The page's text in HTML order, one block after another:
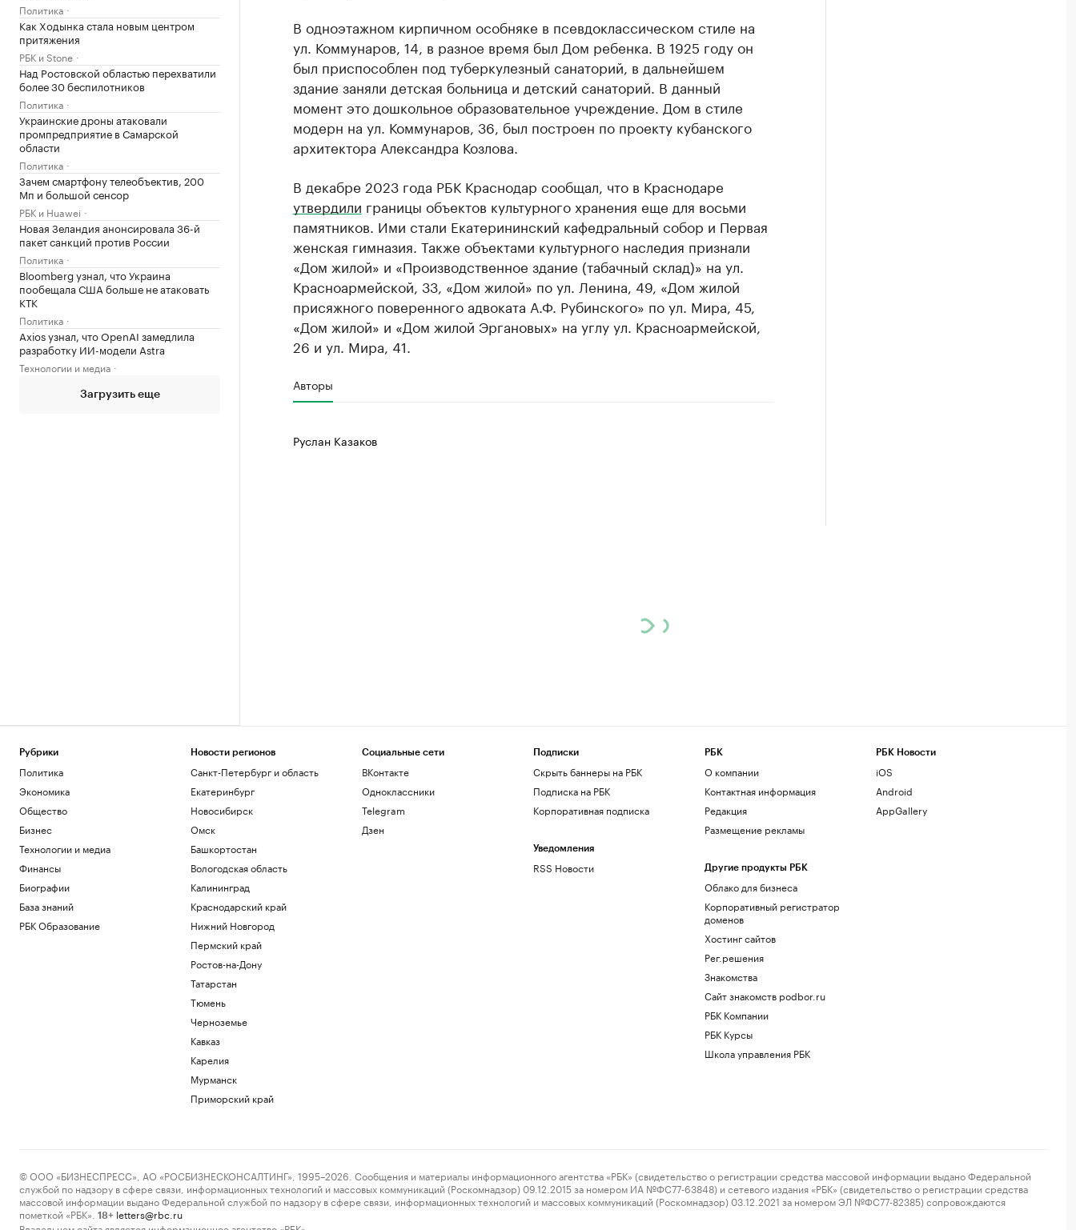
Политика
Как Ходынка стала новым центром
притяжения
РБК и Stone
Над Ростовской областью перехватили
более 30 беспилотников
Политика
Украинские дроны атаковали
промпредприятие в Самарской
области
Политика
Зачем смартфону телеобъектив, 200
Мп и большой сенсор
РБК и Huawei
Новая Зеландия анонсировала 36-й
пакет санкций против России
Политика
Bloomberg узнал, что Украина
пообещала США больше не атаковать
КТК
Политика
Axios узнал, что OpenAI замедлила
разработку ИИ-модели Astra
Технологии и медиа
Загрузить еще
В одноэтажном кирпичном особняке в псевдоклассическом стиле на
ул. Коммунаров, 14, в разное время был Дом ребенка. В 1925 году он
был приспособлен под туберкулезный санаторий, в дальнейшем
здание заняли детская больница и детский санаторий. В данный
момент это дошкольное образовательное учреждение. Дом в стиле
модерн на ул. Коммунаров, 36, был построен по проекту кубанского
архитектора Александра Козлова.
В декабре 2023 года РБК Краснодар сообщал, что в Краснодаре
утвердили границы объектов культурного хранения еще для восьми
памятников. Ими стали Екатерининский кафедральный собор и Первая
женская гимназия. Также объектами культурного наследия признали
«Дом жилой» и «Производственное здание (табачный склад)» на ул.
Красноармейской, 33, «Дом жилой» по ул. Ленина, 49, «Дом жилой
присяжного поверенного адвоката А.Ф. Рубинского» по ул. Мира, 45,
«Дом жилой» и «Дом жилой Эргановых» на углу ул. Красноармейской,
26 и ул. Мира, 41.
Авторы
Руслан Казаков
Рубрики
Политика
Экономика
Общество
Бизнес
Технологии и медиа
Финансы
Биографии
База знаний
РБК Образование
Новости регионов
Санкт-Петербург и область
Екатеринбург
Новосибирск
Омск
Башкортостан
Вологодская область
Калининград
Краснодарский край
Нижний Новгород
Пермский край
Ростов-на-Дону
Татарстан
Тюмень
Черноземье
Кавказ
Карелия
Мурманск
Приморский край
Социальные сети
ВКонтакте
Одноклассники
Telegram
Дзен
Подписки
Скрыть баннеры на РБК
Подписка на РБК
Корпоративная подписка
Уведомления
RSS Новости
РБК
О компании
Контактная информация
Редакция
Размещение рекламы
Другие продукты РБК
Облако для бизнеса
Корпоративный регистратор
доменов
Хостинг сайтов
Рег.решения
Знакомства
Сайт знакомств podbor.ru
РБК Компании
РБК Курсы
Школа управления РБК
РБК Новости
iOS
Android
AppGallery
© ООО «БИЗНЕСПРЕСС», АО «РОСБИЗНЕСКОНСАЛТИНГ», 1995–2026. Сообщения и материалы информационного агентства «РБК» (свидетельство о регистрации средства массовой информации выдано Федеральной
службой по надзору в сфере связи, информационных технологий и массовых коммуникаций (Роскомнадзор) 09.12.2015 за номером ИА №ФС77-63848) и сетевого издания «РБК» (свидетельство о регистрации средства
массовой информации выдано Федеральной службой по надзору в сфере связи, информационных технологий и массовых коммуникаций (Роскомнадзор) 03.12.2021 за номером ЭЛ №ФС77-82385) сопровождаются
пометкой «РБК».
18+ letters@rbc.ru